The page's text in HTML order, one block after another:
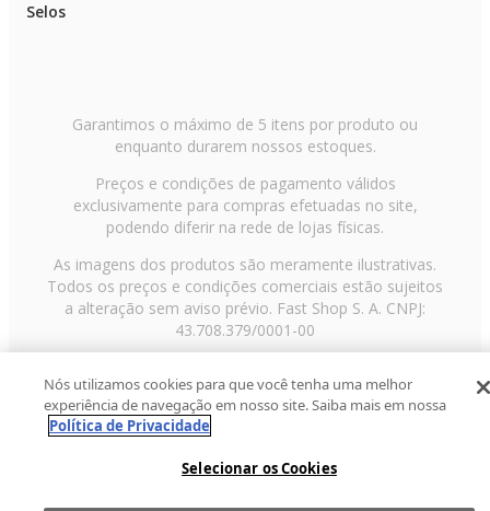
Selos
Garantimos o máximo de 5 itens por produto ou
enquanto durarem nossos estoques.
Preços e condições de pagamento válidos
exclusivamente para compras efetuadas no site,
podendo diferir na rede de lojas físicas.
As imagens dos produtos são meramente ilustrativas.
Todos os preços e condições comerciais estão sujeitos
a alteração sem aviso prévio. Fast Shop S. A. CNPJ:
43.708.379/0001-00
Paulo/SP, CEP 02029-001, Telefone: 11 3003-3728 ©
2013 Fast Shop - Todos os direitos reservadosRF
Nós utilizamos cookies para que você tenha uma melhor
experiência de navegação em nosso site. Saiba mais em nossa
Política de Privacidade
Selecionar os Cookies